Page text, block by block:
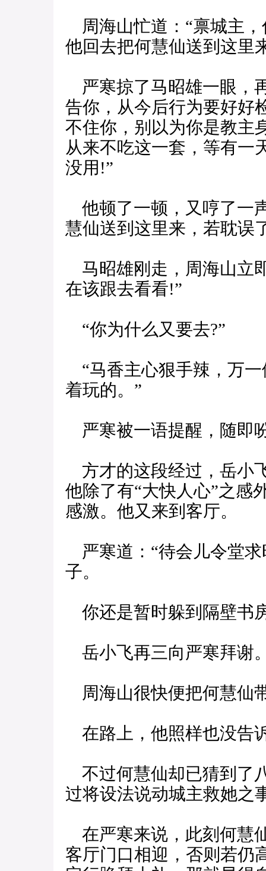
周海山忙道：“禀城主
他回去把何慧仙送到这里
严寒掠了马昭雄一眼，
告你，从今后行为要好好
不住你，别以为你是教主
从来不吃这一套，等有一
没用!”
他顿了一顿，又哼了一
慧仙送到这里来，若耽误
马昭雄刚走，周海山立
在该跟去看看!”
“你为什么又要去?”
“马香主心狠手辣，万
着玩的。”
严寒被一语提醒，随即
方才的这段经过，岳小
他除了有“大快人心”之感
感激。他又来到客厅。
严寒道：“待会儿令堂
子。
你还是暂时躲到隔壁书
岳小飞再三向严寒拜谢
周海山很快便把何慧仙
在路上，他照样也没告
不过何慧仙却已猜到了
过将设法说动城主救她之
在严寒来说，此刻何慧
客厅门口相迎，否则若仍